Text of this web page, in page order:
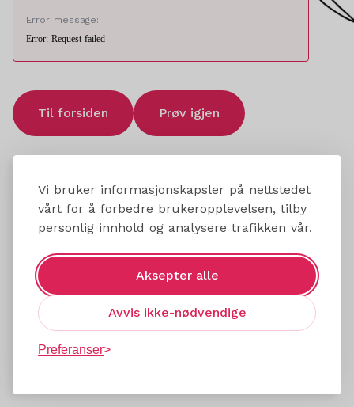
Vi bruker informasjonskapsler på nettstedet
vårt for å forbedre brukeropplevelsen, tilby
personlig innhold og analysere trafikken vår.
Aksepter alle
Avvis ikke-nødvendige
Preferanser
Error message:
Error: Request failed
Til forsiden Prøv igjen